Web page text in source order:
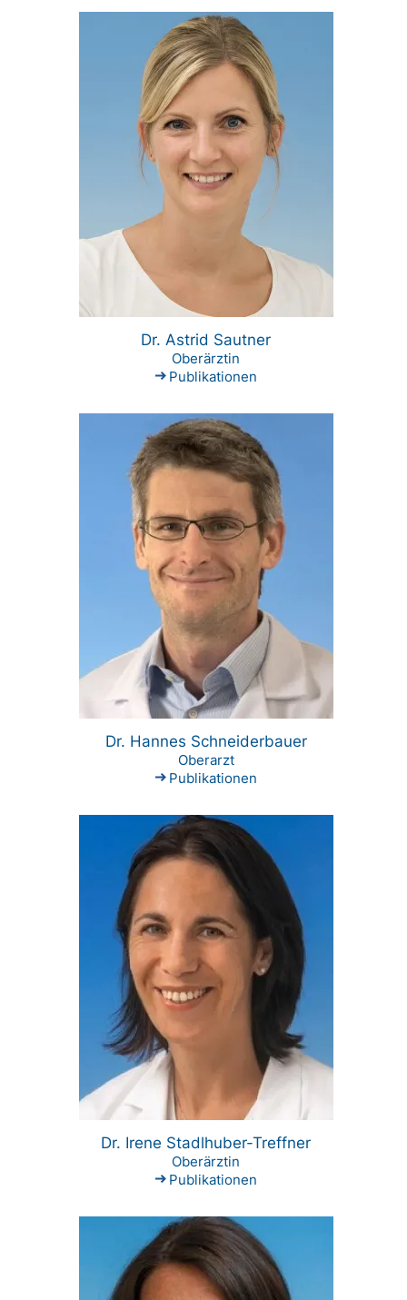
Dr. Astrid Sautner
Oberärztin
Publikationen
Dr. Hannes Schneiderbauer
Oberarzt
Publikationen
Dr. Irene Stadlhuber-Treffner
Oberärztin
Publikationen